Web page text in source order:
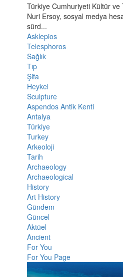
Türkiye Cumhuriyeti Kültür ve
Nuri Ersoy, sosyal medya
sürd...
Asklepios
Telesphoros
Sağlık
Tıp
Şifa
Heykel
Sculpture
Aspendos Antik Kenti
Antalya
Türkiye
Turkey
Arkeoloji
Tarih
Archaeology
Archaeological
History
Art History
Gündem
Güncel
Aktüel
Ancient
For You
For You Page